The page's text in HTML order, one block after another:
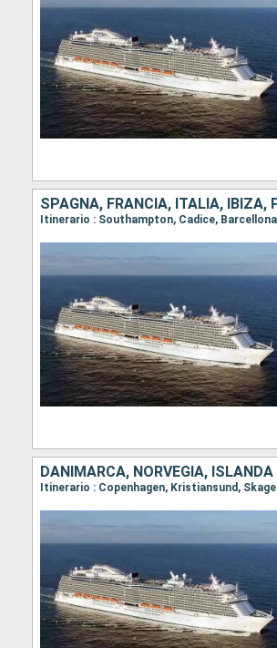
DANIMARCA, NORVEGIA, ISLANDA